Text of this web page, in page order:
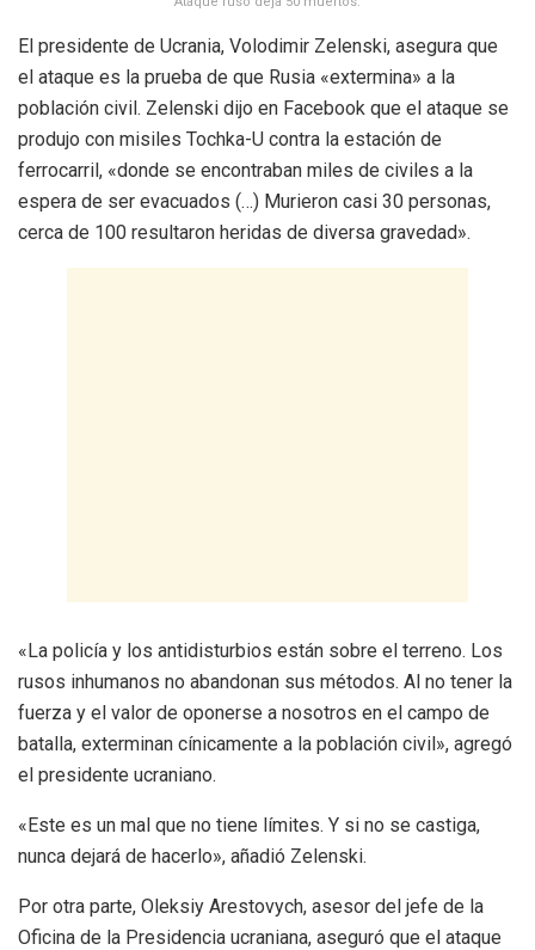
El presidente de Ucrania, Volodimir Zelenski, asegura que
el ataque es la prueba de que Rusia «extermina» a la
población civil. Zelenski dijo en Facebook que el ataque se
produjo con misiles Tochka-U contra la estación de
ferrocarril, «donde se encontraban miles de civiles a la
espera de ser evacuados (…) Murieron casi 30 personas,
cerca de 100 resultaron heridas de diversa gravedad».
«La policía y los antidisturbios están sobre el terreno. Los
rusos inhumanos no abandonan sus métodos. Al no tener la
fuerza y el valor de oponerse a nosotros en el campo de
batalla, exterminan cínicamente a la población civil», agregó
el presidente ucraniano.
«Este es un mal que no tiene límites. Y si no se castiga,
nunca dejará de hacerlo», añadió Zelenski.
Por otra parte, Oleksiy Arestovych, asesor del jefe de la
Oficina de la Presidencia ucraniana, aseguró que el ataque